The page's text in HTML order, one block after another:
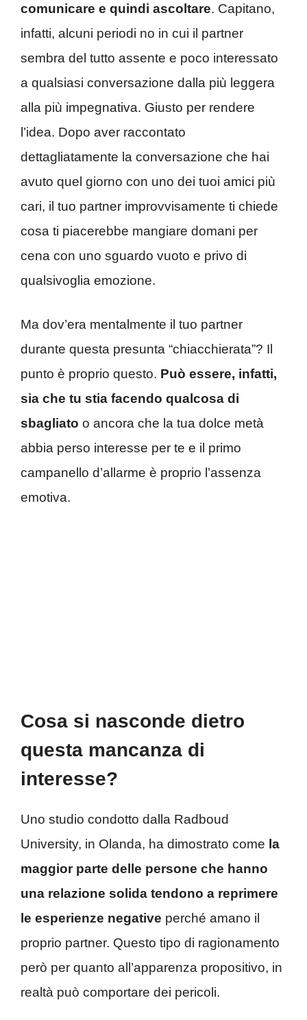
comunicare e quindi ascoltare. Capitano,
infatti, alcuni periodi no in cui il partner
sembra del tutto assente e poco interessato
a qualsiasi conversazione dalla più leggera
alla più impegnativa. Giusto per rendere
l’idea. Dopo aver raccontato
dettagliatamente la conversazione che hai
avuto quel giorno con uno dei tuoi amici più
cari, il tuo partner improvvisamente ti chiede
cosa ti piacerebbe mangiare domani per
cena con uno sguardo vuoto e privo di
qualsivoglia emozione.
Ma dov’era mentalmente il tuo partner
durante questa presunta “chiacchierata”? Il
punto è proprio questo. Può essere, infatti,
sia che tu stia facendo qualcosa di
sbagliato o ancora che la tua dolce metà
abbia perso interesse per te e il primo
campanello d’allarme è proprio l’assenza
emotiva.
Cosa si nasconde dietro
questa mancanza di
interesse?
Uno studio condotto dalla Radboud
University, in Olanda, ha dimostrato come la
maggior parte delle persone che hanno
una relazione solida tendono a reprimere
le esperienze negative perché amano il
proprio partner. Questo tipo di ragionamento
però per quanto all’apparenza propositivo, in
realtà può comportare dei pericoli.